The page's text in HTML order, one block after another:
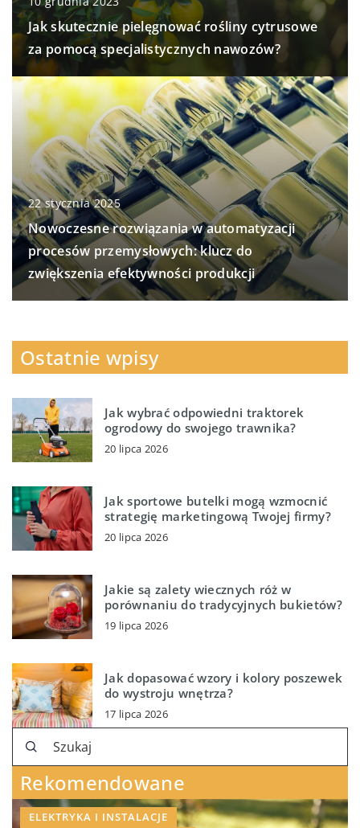
Jak skutecznie pielęgnować rośliny cytrusowe
za pomocą specjalistycznych nawozów?
22 stycznia 2025
Nowoczesne rozwiązania w automatyzacji
procesów przemysłowych: klucz do
zwiększenia efektywności produkcji
Ostatnie wpisy
Jak wybrać odpowiedni traktorek
ogrodowy do swojego trawnika?
20 lipca 2026
Jak sportowe butelki mogą wzmocnić
strategię marketingową Twojej firmy?
20 lipca 2026
Jakie są zalety wiecznych róż w
porównaniu do tradycyjnych bukietów?
19 lipca 2026
Jak dopasować wzory i kolory poszewek
do wystroju wnętrza?
17 lipca 2026
Rekomendowane
ELEKTRYKA I INSTALACJE